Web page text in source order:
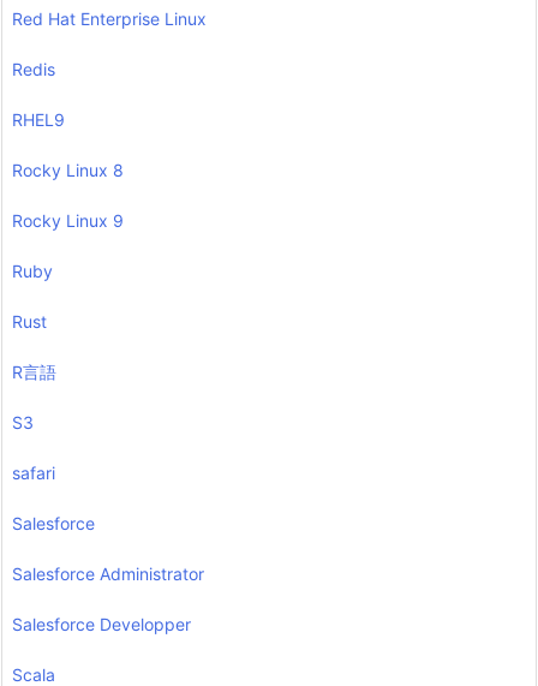
Red Hat Enterprise Linux
Redis
RHEL9
Rocky Linux 8
Rocky Linux 9
Ruby
Rust
R言語
S3
safari
Salesforce
Salesforce Administrator
Salesforce Developper
Scala